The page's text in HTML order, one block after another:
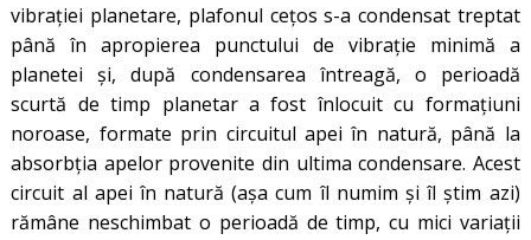
vibrației planetare, plafonul cețos s-a condensat treptat
până în apropierea punctului de vibrație minimă a
planetei și, după condensarea întreagă, o perioadă
scurtă de timp planetar a fost înlocuit cu formațiuni
noroase, formate prin circuitul apei în natură, până la
absorbția apelor provenite din ultima condensare. Acest
circuit al apei în natură (așa cum îl numim și îl știm azi)
rămâne neschimbat o perioadă de timp, cu mici variații